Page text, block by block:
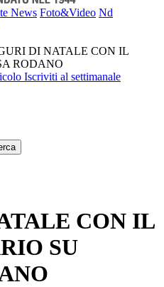
News Foto&Video Nd
DI NATALE CON IL
RODANO
Iscriviti al settimanale
CON IL
SU